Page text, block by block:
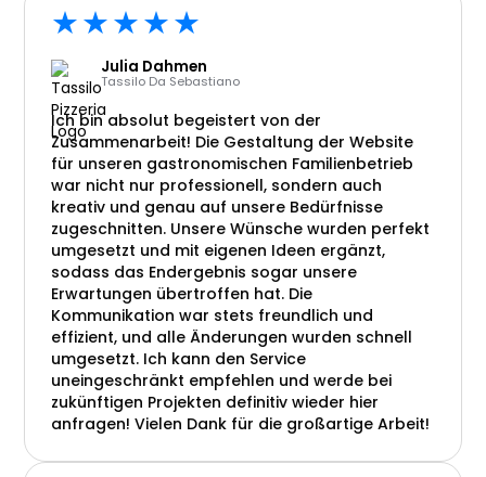
★★★★★
Julia Dahmen
Tassilo Da Sebastiano
Ich bin absolut begeistert von der
Zusammenarbeit! Die Gestaltung der Website
für unseren gastronomischen Familienbetrieb
war nicht nur professionell, sondern auch
kreativ und genau auf unsere Bedürfnisse
zugeschnitten. Unsere Wünsche wurden perfekt
umgesetzt und mit eigenen Ideen ergänzt,
sodass das Endergebnis sogar unsere
Erwartungen übertroffen hat. Die
Kommunikation war stets freundlich und
effizient, und alle Änderungen wurden schnell
umgesetzt. Ich kann den Service
uneingeschränkt empfehlen und werde bei
zukünftigen Projekten definitiv wieder hier
anfragen! Vielen Dank für die großartige Arbeit!